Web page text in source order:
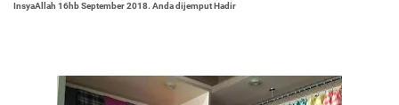
InsyaAllah 16hb September 2018. Anda dijemput Hadir